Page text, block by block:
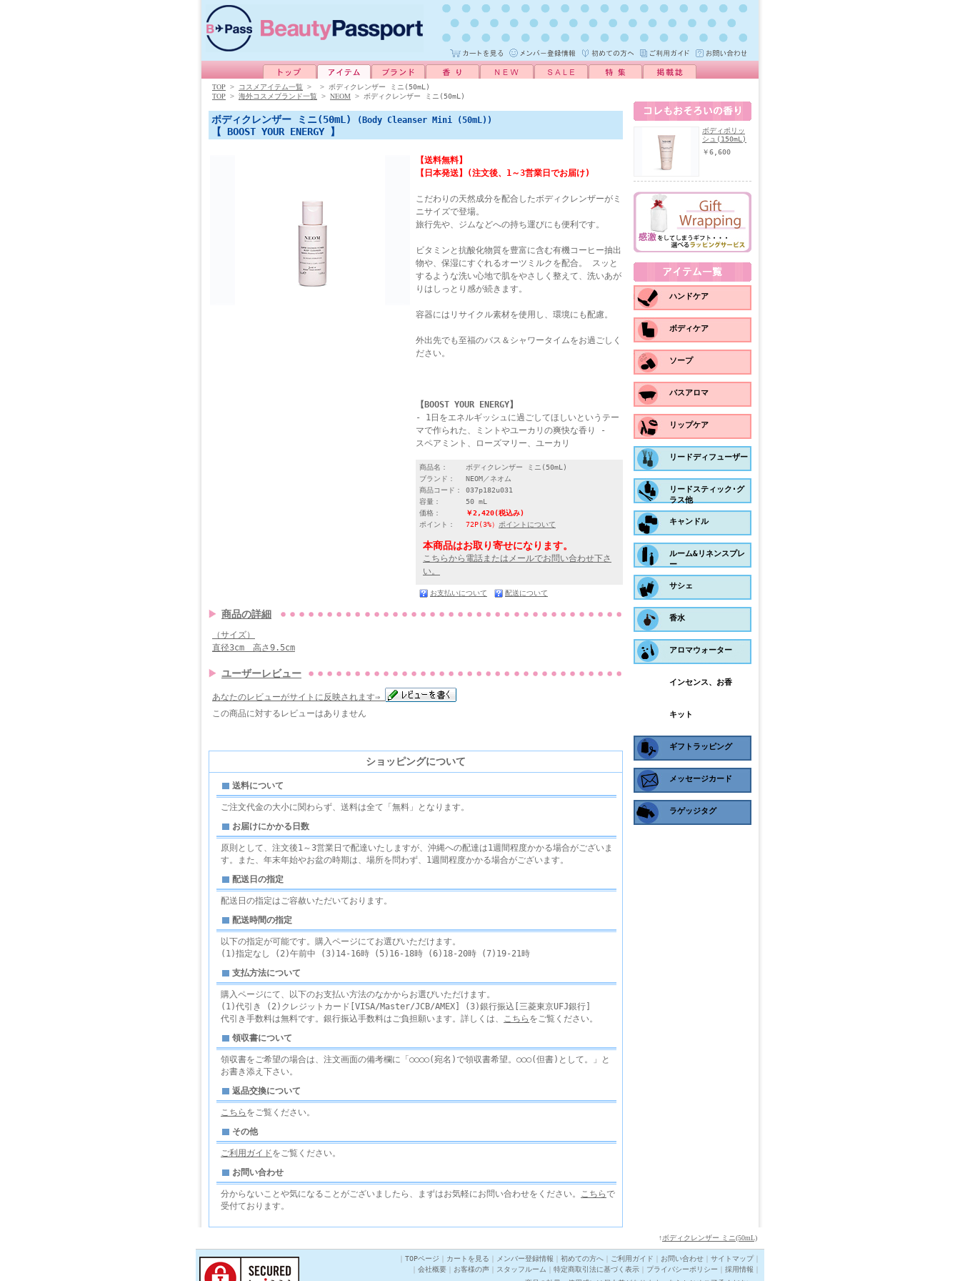
TOP > コスメアイテム一覧 > > ボディクレンザー ミニ(50mL)
TOP > 海外コスメブランド一覧 > NEOM > ボディクレンザー ミニ(50mL)
ボディクレンザー ミニ(50mL) (Body Cleanser Mini (50mL))
【 BOOST YOUR ENERGY 】
【送料無料】
【日本発送】(注文後、1～3営業日でお届け)
こだわりの天然成分を配合したボディクレンザーがミ
ニサイズで登場。
旅行先や、ジムなどへの持ち運びにも便利です。
ビタミンと抗酸化物質を豊富に含む有機コーヒー抽出
物や、保湿にすぐれるオーツミルクを配合。 スッと
するような洗い心地で肌をやさしく整えて、洗いあが
りはしっとり感が続きます。
容器にはリサイクル素材を使用し、環境にも配慮。
外出先でも至福のバス＆シャワータイムをお過ごしく
ださい。
【BOOST YOUR ENERGY】
- 1日をエネルギッシュに過ごしてほしいというテー
マで作られた、ミントやユーカリの爽快な香り -
スペアミント、ローズマリー、ユーカリ
商品名：
ボディクレンザー ミニ(50mL)
ブランド：
NEOM／ネオム
商品コード：
037p182u031
容量：
50 mL
価格：
￥2,420(税込み)
ポイント：
72P(3%） ポイントについて
本商品はお取り寄せになります。
こちらから電話またはメールでお問い合わせ下さ
い。
お支払いについて 配送について
商品の詳細
（サイズ）
直径3cm 高さ9.5cm
ユーザーレビュー
あなたのレビューがサイトに反映されます⇒
この商品に対するレビューはありません
ショッピングについて
送料について
ご注文代金の大小に関わらず、送料は全て「無料」となります。
お届けにかかる日数
原則として、注文後1～3営業日で配達いたしますが、沖縄への配達は1週間程度かかる場合がございま
す。また、年末年始やお盆の時期は、場所を問わず、1週間程度かかる場合がございます。
配送日の指定
配送日の指定はご容赦いただいております。
配送時間の指定
以下の指定が可能です。購入ページにてお選びいただけます。
(1)指定なし (2)午前中 (3)14-16時 (5)16-18時 (6)18-20時 (7)19-21時
支払方法について
購入ページにて、以下のお支払い方法のなかからお選びいただけます。
(1)代引き (2)クレジットカード[VISA/Master/JCB/AMEX] (3)銀行振込[三菱東京UFJ銀行]
代引き手数料は無料です。銀行振込手数料はご負担願います。詳しくは、 こちら をご覧ください。
領収書について
領収書をご希望の場合は、注文画面の備考欄に「○○○○(宛名)で領収書希望。○○○(但書)として。」と
お書き添え下さい。
返品交換について
こちら をご覧ください。
その他
ご利用ガイドをご覧ください。
お問い合わせ
分からないことや気になることがございましたら、まずはお気軽にお問い合わせをください。 こちらで
受付ております。
ボディポリッ
シュ(150mL)
￥6,600
ハンドケア
ボディケア
ソープ
バスアロマ
リップケア
リードディフューザー
リードスティック･グ
ラス他
キャンドル
ルーム&リネンスプレ
ー
サシェ
香水
アロマウォーター
インセンス、お香
キット
ギフトラッピング
メッセージカード
ラゲッジタグ
↑ボディクレンザー ミニ(50mL)
TOPページ カートを見る メンバー登録情報 初めての方へ ご利用ガイド お問い合わせ サイトマップ｜
会社概要 お客様の声 スタッフルーム 特定商取引法に基づく表示 プライバシーポリシー 採用情報